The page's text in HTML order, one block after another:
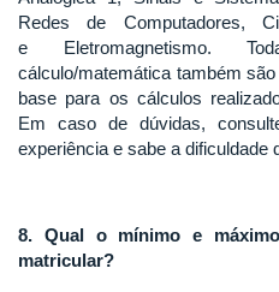
Redes de Computadores,
e Eletromagnetismo.
cálculo/matemática também
base para os cálculos
Em caso de dúvidas,
experiência e sabe a dificuldade
8. Qual o mínimo e
matricular?